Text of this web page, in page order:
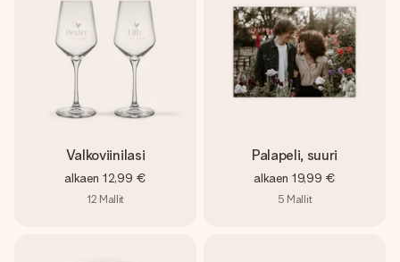
Valkoviinilasi
alkaen 12,99 €
12 Mallit
Palapeli, suuri
alkaen 19,99 €
5 Mallit